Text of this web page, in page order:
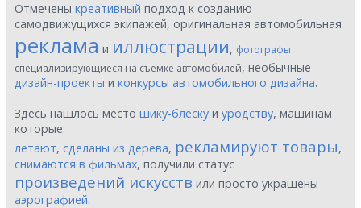
Отмечены креативный подход к созданию
самодвижущихся экипажей, оригинальная автомобильная
реклама и иллюстрации, фотографы
специализирующиеся на съемке автомобилей, необычные
дизайн-проекты и конкурсы автомобильного дизайна.
Здесь нашлось место шику-блеску и уродству, машинам
которые:
летают, сделаны из дерева, рекламируют товары,
снимаются в фильмах, получили статус
произведений искусств или просто украшены
аэрографией.